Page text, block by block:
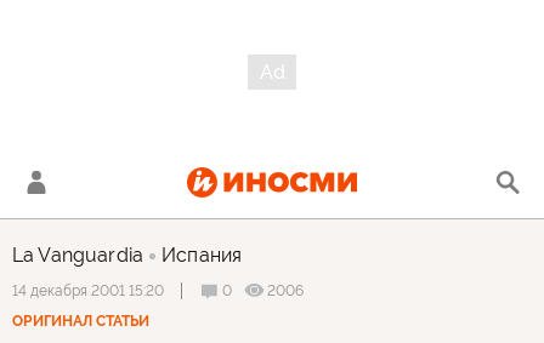
La Vanguardia Испания
14 декабря 2001 15:20 0
2006
ОРИГИНАЛ СТАТЬИ